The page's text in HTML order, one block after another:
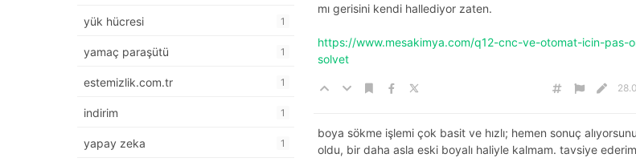
yük hücresi 1
yamaç paraşütü 1
estemizlik.com.tr 1
indirim 1
yapay zeka 1
mı gerisini kendi hallediyor zaten.
https://www.mesakimya.com/q12-cnc-ve-otomat-icin-pas-
solvet
boya sökme işlemi çok basit ve hızlı; hemen sonuç
oldu, bir daha asla eski boyalı haliyle kalmam. tavsiye